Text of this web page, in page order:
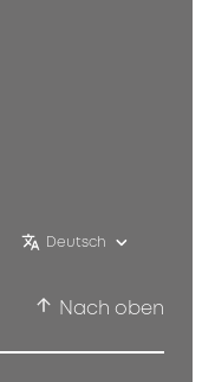
Deutsch
Nach oben